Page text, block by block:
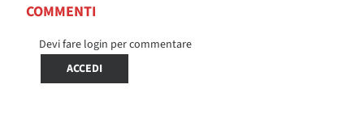
COMMENTI
Devi fare login per commentare
ACCEDI